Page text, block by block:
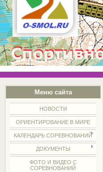
Меню сайта
НОВОСТИ
ОРИЕНТИРОВАНИЕ В МИРЕ
КАЛЕНДАРЬ СОРЕВНОВАНИЙ
ДОКУМЕНТЫ
ФОТО И ВИДЕО С
СОРЕВНОВАНИЙ